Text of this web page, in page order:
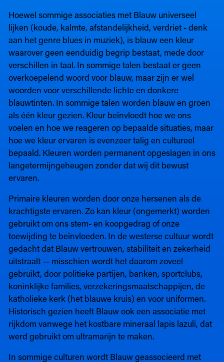
Hoewel sommige associaties met Blauw universeel
lijken (koude, kalmte, afstandelijkheid, verdriet - denk
aan het genre blues in muziek), is blauw een kleur
waarover geen eenduidig begrip bestaat, mede door
verschillen in taal. In sommige talen bestaat er geen
overkoepelend woord voor blauw, maar zijn er wel
woorden voor verschillende lichte en donkere
blauwtinten. In sommige talen worden blauw en groen
als één kleur gezien. Kleur beïnvloedt hoe we ons
voelen en hoe we reageren op bepaalde situaties, maar
hoe we kleur ervaren is evenzeer talig en cultureel
bepaald. Kleuren worden permanent opgeslagen in ons
langetermijngeheugen zonder dat wij dit bewust
ervaren.
Primaire kleuren worden door onze hersenen als de
krachtigste ervaren. Zo kan kleur (ongemerkt) worden
gebruikt om ons stem- en koopgedrag of onze
toewijding te beïnvloeden. In de westerse cultuur wordt
gedacht dat Blauw vertrouwen, stabiliteit en zekerheid
uitstraalt — misschien wordt het daarom zoveel
gebruikt, door politieke partijen, banken, sportclubs,
koninklijke families, verzekeringsmaatschappijen, de
katholieke kerk (het blauwe kruis) en voor uniformen.
Historisch gezien heeft Blauw ook een associatie met
rijkdom vanwege het kostbare mineraal lapis lazuli, dat
werd gebruikt om ultramarijn te maken.
In sommige culturen wordt Blauw geassocieerd met